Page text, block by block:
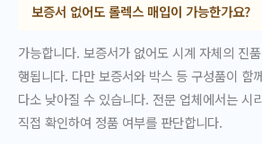
보증서 없어도 롤렉스 매입이 가능한가요?
가능합니다. 보증서가 없어도 시계 자체의 진
행됩니다. 다만 보증서와 박스 등 구성품이 함
다소 낮아질 수 있습니다. 전문 업체에서는 시
직접 확인하여 정품 여부를 판단합니다.